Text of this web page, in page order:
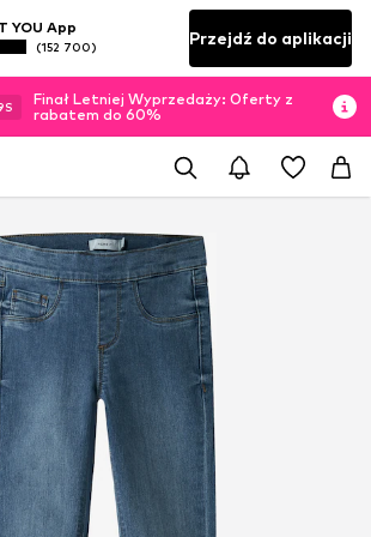
YOU App
(152 700) Przejdź do aplikacji
S
Finał Letniej Wyprzedaży: Oferty z
rabatem do 60%